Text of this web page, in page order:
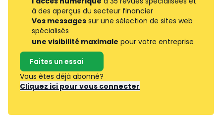
à des aperçus du secteur financier
Vos messages sur une sélection de sites web
spécialisés
une visibilité maximale pour votre entreprise
Faites un essai
Vous êtes déjà abonné?
Cliquez ici pour vous connecter